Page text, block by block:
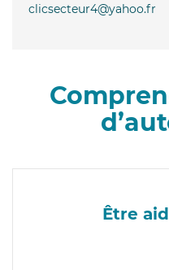
clicsecteur4@yahoo.fr
Être